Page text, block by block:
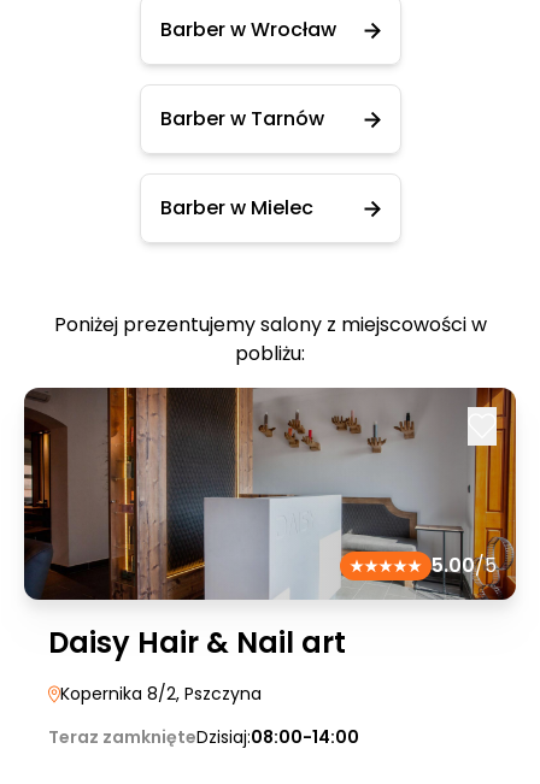
Barber w Wrocław
Barber w Tarnów
Barber w Mielec
Poniżej prezentujemy salony z miejscowości w
pobliżu:
5.00/5
Daisy Hair & Nail art
Kopernika 8/2, Pszczyna
Teraz zamknięteDzisiaj:08:00-14:00